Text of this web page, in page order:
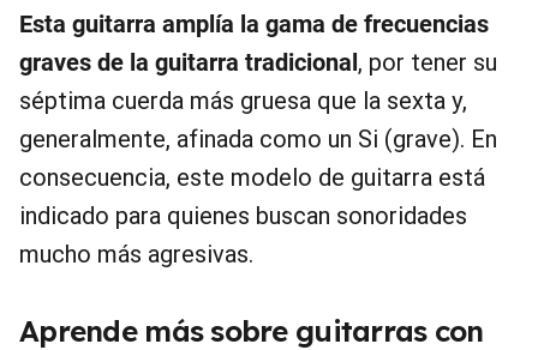
Esta guitarra amplía la gama de frecuencias
graves de la guitarra tradicional, por tener su
séptima cuerda más gruesa que la sexta y,
generalmente, afinada como un Si (grave). En
consecuencia, este modelo de guitarra está
indicado para quienes buscan sonoridades
mucho más agresivas.
Aprende más sobre guitarras con